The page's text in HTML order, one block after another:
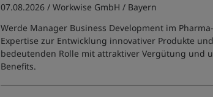
07.08.2026 /Workwise GmbH / Bayern
Werde Manager Business Development im
Expertise zur Entwicklung innovativer Produkte
bedeutenden Rolle mit attraktiver Vergütung und
Benefits.